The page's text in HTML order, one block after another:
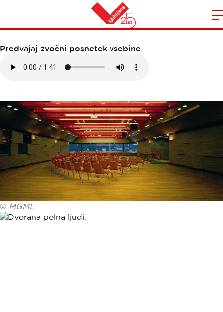
Domov
CANKARJEV DOM
Predvajaj zvočni posnetek vsebine
© MGML